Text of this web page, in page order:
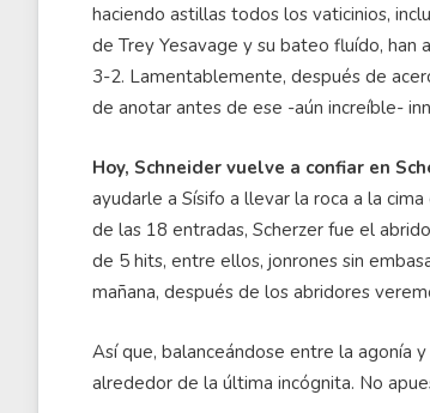
haciendo astillas todos los vaticinios,
de Trey Yesavage y su bateo fluído, han
3-2. Lamentablemente, después de
de anotar antes de ese -aún increíble-
Hoy, Schneider vuelve a confiar en
ayudarle a Sísifo a llevar la roca a la
de las 18 entradas, Scherzer fue el
de 5 hits, entre ellos, jonrones sin
mañana, después de los abridores
Así que, balanceándose entre la agonía
alrededor de la última incógnita. No